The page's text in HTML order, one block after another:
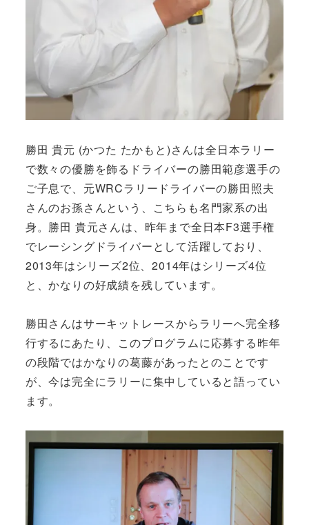
勝田 貴元 (かつた たかもと)さんは全日本ラリー
で数々の優勝を飾るドライバーの勝田範彦選手の
ご子息で、元WRCラリードライバーの勝田照夫
さんのお孫さんという、こちらも名門家系の出
身。勝田 貴元さんは、昨年まで全日本F3選手権
でレーシングドライバーとして活躍しており、
2013年はシリーズ2位、2014年はシリーズ4位
と、かなりの好成績を残しています。
勝田さんはサーキットレースからラリーへ完全移
行するにあたり、このプログラムに応募する昨年
の段階ではかなりの葛藤があったとのことです
が、今は完全にラリーに集中していると語ってい
ます。